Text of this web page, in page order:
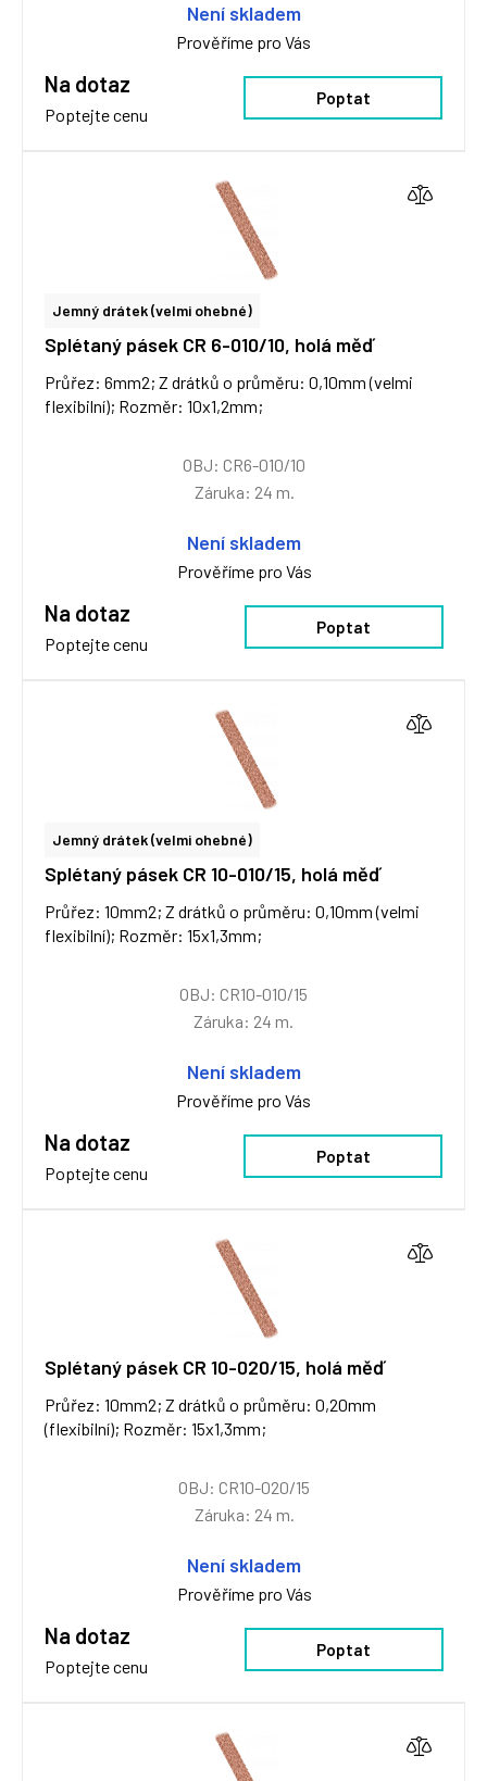
Není skladem
Prověříme pro Vás
Na dotaz
Poptejte cenu
Poptat
Jemný drátek (velmi ohebné)
Splétaný pásek CR 6-010/10, holá měď
Průřez: 6mm2; Z drátků o průměru: 0,10mm (velmi
flexibilní); Rozměr: 10x1,2mm;
OBJ: CR6-010/10
Záruka: 24 m.
Není skladem
Prověříme pro Vás
Na dotaz
Poptejte cenu
Poptat
Jemný drátek (velmi ohebné)
Splétaný pásek CR 10-010/15, holá měď
Průřez: 10mm2; Z drátků o průměru: 0,10mm (velmi
flexibilní); Rozměr: 15x1,3mm;
OBJ: CR10-010/15
Záruka: 24 m.
Není skladem
Prověříme pro Vás
Na dotaz
Poptejte cenu
Poptat
Splétaný pásek CR 10-020/15, holá měď
Průřez: 10mm2; Z drátků o průměru: 0,20mm
(flexibilní); Rozměr: 15x1,3mm;
OBJ: CR10-020/15
Záruka: 24 m.
Není skladem
Prověříme pro Vás
Na dotaz
Poptejte cenu
Poptat